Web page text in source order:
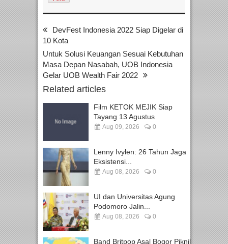
DevFest Indonesia 2022 Siap Digelar di
10 Kota
Untuk Solusi Keuangan Sesuai Kebutuhan
Masa Depan Nasabah, UOB Indonesia
Gelar UOB Wealth Fair 2022
Related articles
Film KETOK MEJIK Siap
Tayang 13 Agustus
Aug 09, 2026 0
Lenny Ivylen: 26 Tahun Jaga
Eksistensi...
Aug 08, 2026 0
UI dan Universitas Agung
Podomoro Jalin...
Aug 08, 2026 0
Band Britpop Asal Bogor Piknik